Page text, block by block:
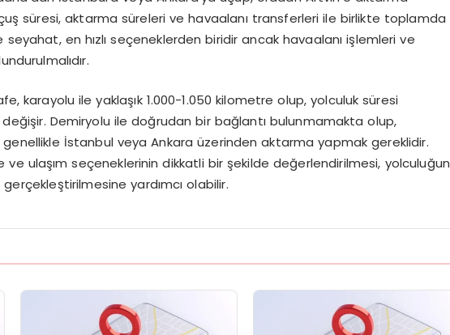
süresi, aktarma süreleri ve havaalanı transferleri ile birlikte toplamda
en hızlı seçeneklerden biridir ancak havaalanı işlemleri ve
karayolu ile yaklaşık 1.000-1.050 kilometre olup, yolculuk süresi
değişir. Demiryolu ile doğrudan bir bağlantı bulunmamakta olup,
İstanbul veya Ankara üzerinden aktarma yapmak gereklidir.
ulaşım seçeneklerinin dikkatli bir şekilde değerlendirilmesi, yolculuğun
yardımcı olabilir.